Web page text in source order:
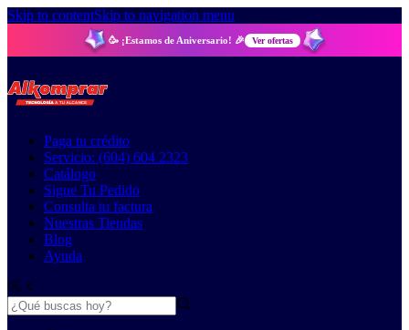
Skip to contentSkip to navigation menu
🥳 ¡Estamos de Aniversario! 🎉 Ver ofertas
Paga tu crédito
Servicio: (604) 604 2323
Catálogo
Sigue Tu Pedido
Consulta tu factura
Nuestras Tiendas
Blog
Ayuda